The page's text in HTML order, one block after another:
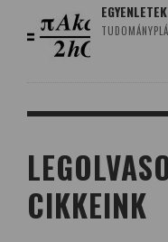
CIKKEINK